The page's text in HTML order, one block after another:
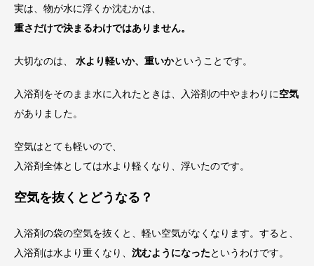
実は、物が水に浮くか沈むかは、
重さだけで決まるわけではありません。
大切なのは、 水より軽いか、重いかということです。
入浴剤をそのまま水に入れたときは、入浴剤の中やまわりに空気
がありました。
空気はとても軽いので、
入浴剤全体としては水より軽くなり、浮いたのです。
空気を抜くとどうなる？
入浴剤の袋の空気を抜くと、軽い空気がなくなります。すると、
入浴剤は水より重くなり、 沈むようになったというわけです。